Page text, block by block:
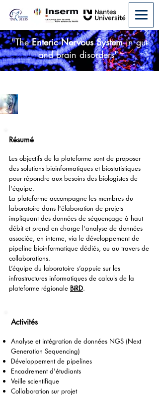
"TheEnteric Nervous Systemin gut
and brain disorders"
Résumé
Les objectifs de la plateforme sont de proposer
des solutions bioinformatiques et biostatistiques
pour répondre aux besoins des biologistes de
l'équipe.
La plateforme accompagne les membres du
laboratoire dans l'élaboration de projets
impliquant des données de séquençage à haut
débit et prend en charge l'analyse de données
associée, en interne, via le développement de
pipeline bioinformatique dédiés, ou au travers de
collaborations.
L’équipe du laboratoire s’appuie sur les
infrastructures informatiques de calculs de la
plateforme régionale BiRD.
Activités
Analyse et intégration de données NGS (Next
Generation Sequencing)
Développement de pipelines
Encadrement d'étudiants
Veille scientifique
Collaboration sur projet